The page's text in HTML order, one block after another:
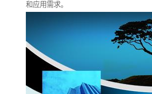
和应用需求。